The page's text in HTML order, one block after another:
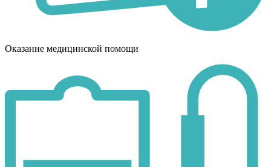
Оказание медицинской помощи